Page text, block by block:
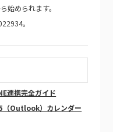
始められます。
。
連携完全ガイド
（Outlook）カレンダー